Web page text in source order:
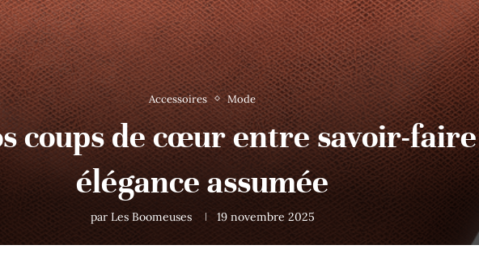
Accessoires Mode
coups de cœur entre savoir-
élégance assumée
par Les Boomeuses 19 novembre 2025